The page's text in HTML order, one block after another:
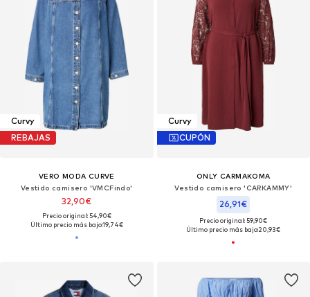
Curvy
REBAJAS
VERO MODA CURVE
Vestido camisero 'VMCFindo'
32,90€
Precio original: 54,90€
Último precio más bajo:19,74€
Curvy
CUPÓN
ONLY CARMAKOMA
Vestido camisero 'CARKAMMY'
26,91€
Precio original: 59,90€
Último precio más bajo:20,93€